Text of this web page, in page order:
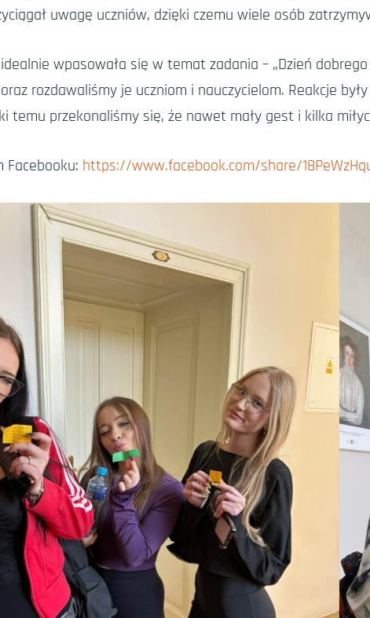
uwagę uczniów, dzięki czemu wiele osób
wpasowała się w temat zadania – „Dzień
rozdawaliśmy je uczniom i nauczycielom. Reakcje
temu przekonaliśmy się, że nawet mały gest i kilka
Facebooku: https://www.facebook.com/share/